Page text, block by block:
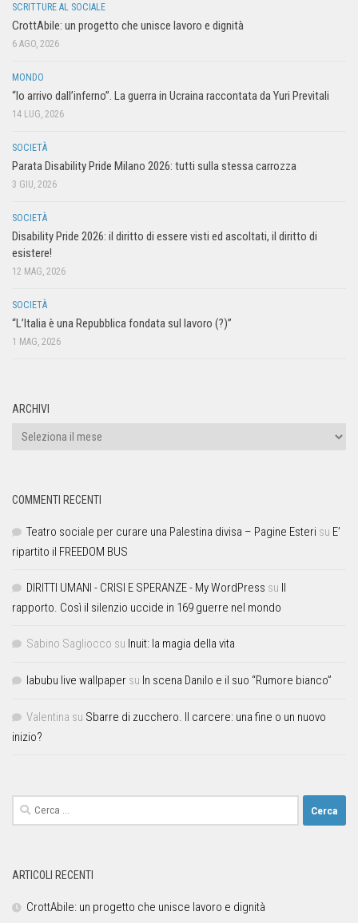
SCRITTURE AL SOCIALE
CrottAbile: un progetto che unisce lavoro e dignità
6 AGO, 2026
MONDO
“Io arrivo dall’inferno”. La guerra in Ucraina raccontata da Yuri Previtali
14 LUG, 2026
SOCIETÀ
Parata Disability Pride Milano 2026: tutti sulla stessa carrozza
3 GIU, 2026
SOCIETÀ
Disability Pride 2026: il diritto di essere visti ed ascoltati, il diritto di
esistere!
12 MAG, 2026
SOCIETÀ
“L’Italia è una Repubblica fondata sul lavoro (?)”
1 MAG, 2026
ARCHIVI
COMMENTI RECENTI
Teatro sociale per curare una Palestina divisa – Pagine Esteri su E’
ripartito il FREEDOM BUS
DIRITTI UMANI - CRISI E SPERANZE - My WordPress su
rapporto. Così il silenzio uccide in 169 guerre nel mondo
Sabino Sagliocco su Inuit: la magia della vita
labubu live wallpaper su In scena Danilo e il suo “Rumore bianco”
Valentina su Sbarre di zucchero. Il carcere: una fine o un nuovo
inizio?
ARTICOLI RECENTI
CrottAbile: un progetto che unisce lavoro e dignità